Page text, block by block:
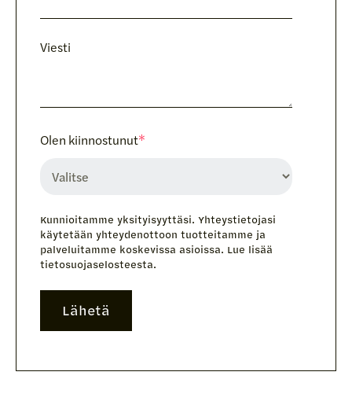
Viesti
Olen kiinnostunut*
Kunnioitamme yksityisyyttäsi. Yhteystietojasi
käytetään yhteydenottoon tuotteitamme ja
palveluitamme koskevissa asioissa. Lue lisää
tietosuojaselosteesta.